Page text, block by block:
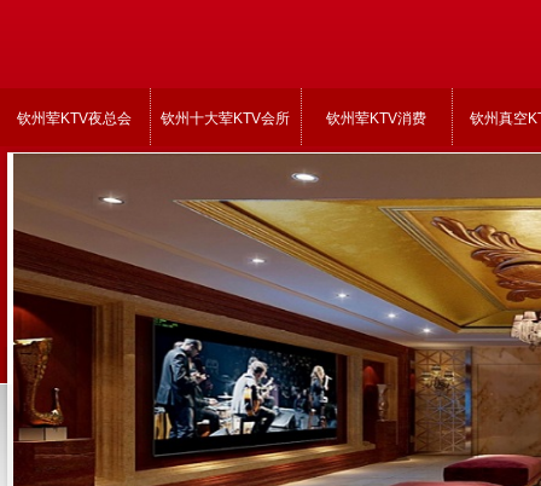
钦州荤KTV夜总会 钦州十大荤KTV会所 钦州荤KTV消费 钦州真空